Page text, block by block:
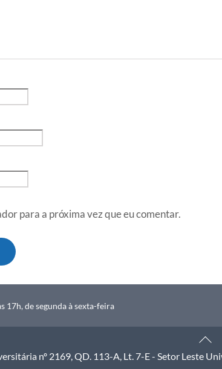
para a próxima vez que eu comentar.
17h, de segunda à sexta-feira
Back
To
nº 2169, QD. 113-A, Lt. 7-E - Setor Leste